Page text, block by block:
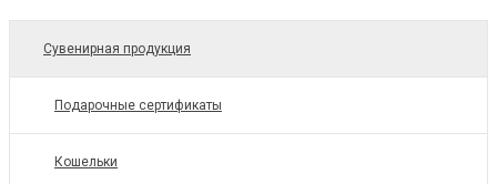
Сувенирная продукция
Подарочные сертификаты
Кошельки